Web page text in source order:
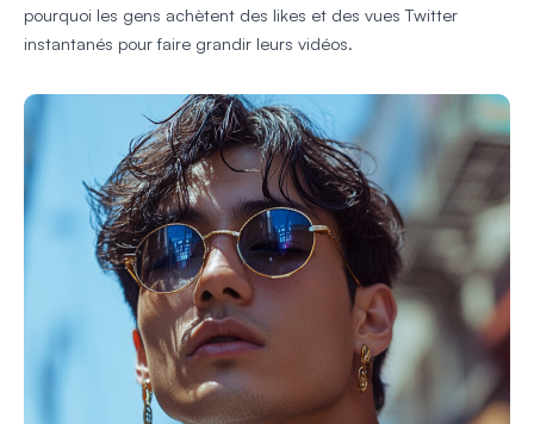
pourquoi les gens achètent des likes et des vues Twitter
instantanés pour faire grandir leurs vidéos.